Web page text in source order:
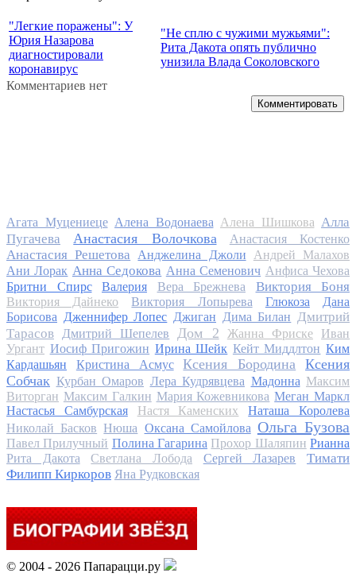
"Легкие поражены": У
Юрия Назарова
диагностировали
коронавирус
"Не сплю с чужими мужьями":
Рита Дакота опять публично
унизила Влада Соколовского
Комментариев нет
Комментировать
Агата Муцениеце Алена Водонаева Алена Шишкова Алла
Пугачева
Анастасия Волочкова Анастасия Костенко
Анастасия Решетова Анджелина Джоли
Андрей Малахов
Ани Лорак Анна Седокова Анна Семенович Анфиса Чехова
Бритни Спирс
Валерия Вера Брежнева Виктория Боня
Виктория Дайнеко Виктория Лопырева Глюкоза
Дана
Борисова Дженнифер Лопес Джиган Дима Билан
Дмитрий
Тарасов
Дмитрий Шепелев Дом 2 Жанна Фриске
Иван
Ургант Иосиф Пригожин Ирина Шейк Кейт Миддлтон Ким
Кардашьян
Кристина Асмус Ксения Бородина
Ксения
Собчак Курбан Омаров Лера Кудрявцева Мадонна Максим
Виторган Максим Галкин Мария Кожевникова Меган Маркл
Настасья Самбурская
Настя Каменских
Наташа Королева
Николай Басков Нюша Оксана Самойлова Ольга Бузова
Павел Прилучный Полина Гагарина Прохор Шаляпин Рианна
Рита Дакота
Светлана Лобода Сергей Лазарев
Тимати
Филипп Киркоров Яна Рудковская
© 2004 - 2026 Папарацци.ру